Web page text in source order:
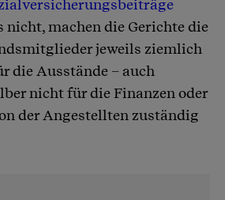
nicht, machen die Gerichte die
jeweils ziemlich
die Ausstände – auch
nicht für die Finanzen oder
der Angestellten zuständig